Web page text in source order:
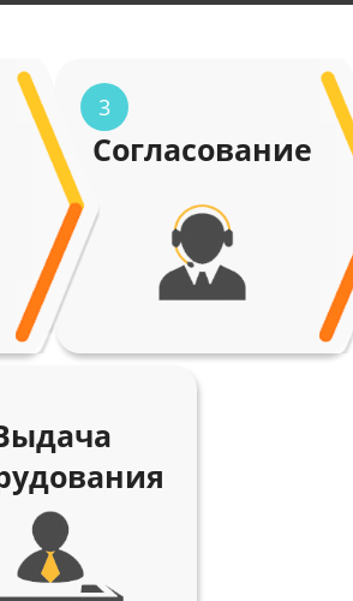
3
Согласование